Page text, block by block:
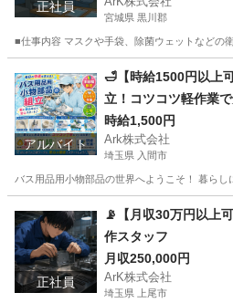
正社員
宮城県 黒川郡
■仕事内容 マスクや手袋、除菌ウェットなど
工場 パッケージ
アルバイト
🛁【時給1500円以上
立！コツコツ軽作業
時給1,500円
Ark株式会社
埼玉県 入間市
バス用品用小物部品の世界へようこそ！ 暮ら
工場 時給
正社員
📡【月収30万円以上
作スタッフ
月収250,000円
ArK株式会社
埼玉県 上尾市